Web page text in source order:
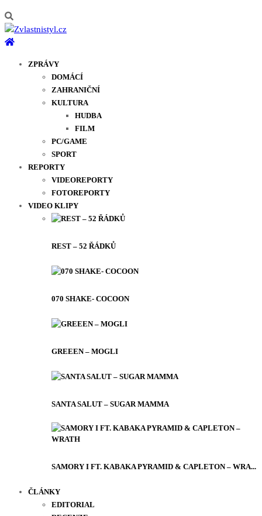
ZPRÁVY
DOMÁCÍ
ZAHRANIČNÍ
KULTURA
HUDBA
FILM
PC/GAME
SPORT
REPORTY
VIDEOREPORTY
FOTOREPORTY
VIDEO KLIPY
REST – 52 ŘÁDKŮ
070 SHAKE- COCOON
GREEEN – MOGLI
SANTA SALUT – SUGAR MAMMA
SAMORY I FT. KABAKA PYRAMID & CAPLETON – WRA...
ČLÁNKY
EDITORIAL